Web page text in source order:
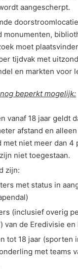
aangescherpt.
monumenten,
moet
tijdvak met
en markten voor
beperkt mogelijk:
vanaf 18 jaar geldt
afstand en
met niet meer dan 4
niet toegestaan.
zijn:
met status in
(inclusief overig
van de Eredivisie
tot 18 jaar (sporten
met teams